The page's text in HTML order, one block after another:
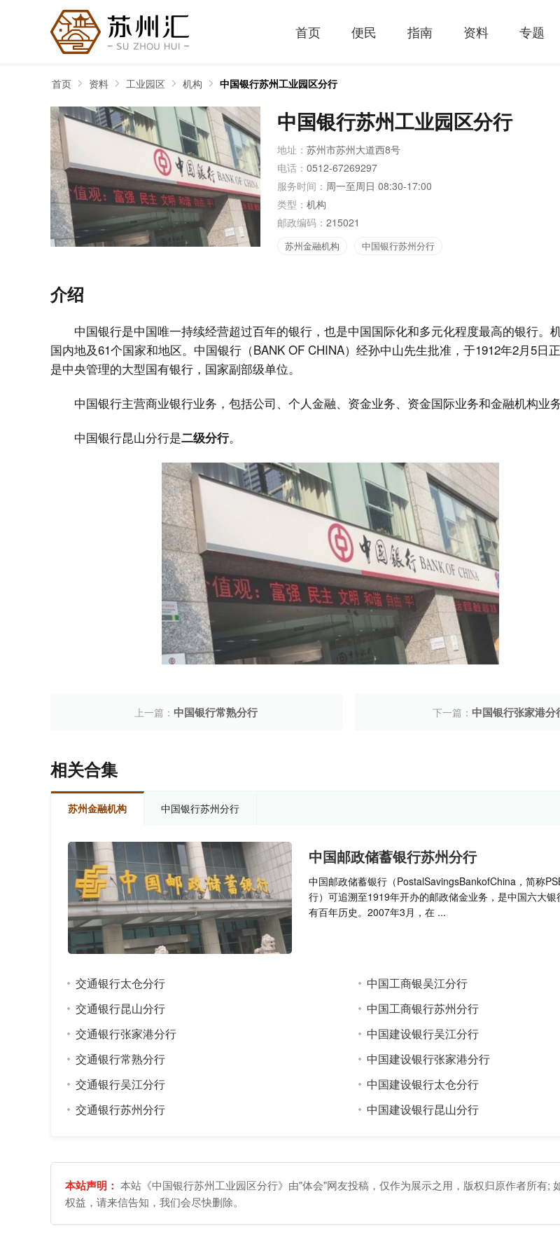
首页 便民 指南 资料 专题
首页 资料 工业园区 机构 中国银行苏州工业园区分行
中国银行苏州工业园区分行
地址： 苏州市苏州大道西8号
电话： 0512-67269297
服务时间： 周一至周日 08:30-17:00
类型： 机构
邮政编码： 215021
苏州金融机构 中国银行苏州分行
介绍
中国银行是中国唯一持续经营超过百年的银行，也是中国国际化和多元化程度最高的银行。
国内地及61个国家和地区。中国银行（BANK OF CHINA）经孙中山先生批准，于1912年2月5日正
是中央管理的大型国有银行，国家副部级单位。
中国银行主营商业银行业务，包括公司、个人金融、资金业务、资金国际业务和金融机构业务
中国银行昆山分行是二级分行。
上一篇：中国银行常熟分行 下一篇：中国银行张家港分
相关合集
苏州金融机构 中国银行苏州分行
中国邮政储蓄银行苏州分行
中国邮政储蓄银行（PostalSavingsBankofChina，简称
行）可追溯至1919年开办的邮政储金业务，是中国六大银
有百年历史。2007年3月，在 ...
交通银行太仓分行
交通银行昆山分行
交通银行张家港分行
交通银行常熟分行
交通银行吴江分行
交通银行苏州分行
中国工商银吴江分行
中国工商银行苏州分行
中国建设银行吴江分行
中国建设银行张家港分行
中国建设银行太仓分行
中国建设银行昆山分行
本站声明： 本站《中国银行苏州工业园区分行》由"体会"网友投稿，仅作为展示之用，版权归原作者所有;
权益，请来信告知，我们会尽快删除。